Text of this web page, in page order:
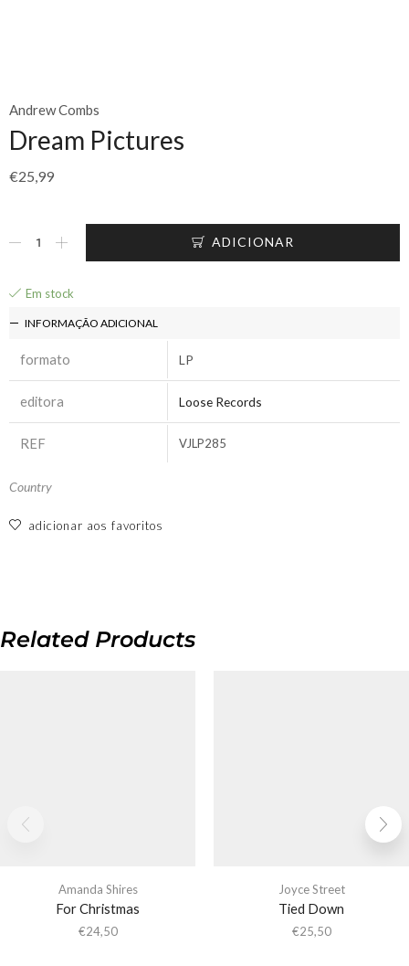
Andrew Combs
Dream Pictures
€25,99
ADICIONAR
Em stock
INFORMAÇÃO ADICIONAL
formato LP
editora Loose Records
REF VJLP285
Country
adicionar aos favoritos
Related Products
Amanda Shires
For Christmas
€24,50
Joyce Street
Tied Down
€25,50